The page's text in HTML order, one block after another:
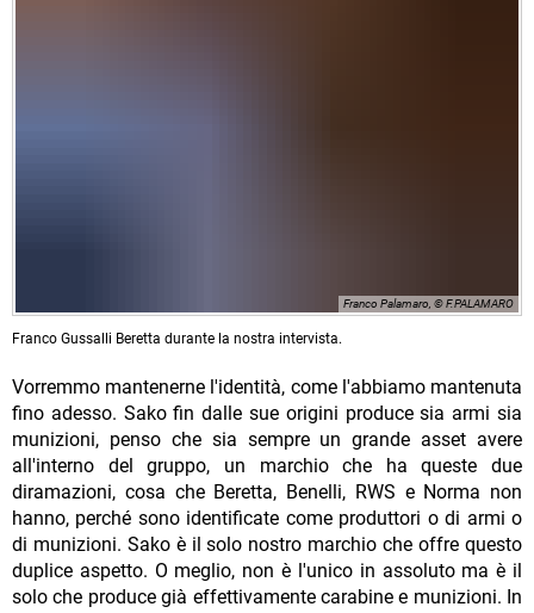
Franco Palamaro, © F.PALAMARO
Franco Gussalli Beretta durante la nostra intervista.
Vorremmo mantenerne l'identità, come l'abbiamo mantenuta
fino adesso. Sako fin dalle sue origini produce sia armi sia
munizioni, penso che sia sempre un grande asset avere
all'interno del gruppo, un marchio che ha queste due
diramazioni, cosa che Beretta, Benelli, RWS e Norma non
hanno, perché sono identificate come produttori o di armi o
di munizioni. Sako è il solo nostro marchio che offre questo
duplice aspetto. O meglio, non è l'unico in assoluto ma è il
solo che produce già effettivamente carabine e munizioni. In